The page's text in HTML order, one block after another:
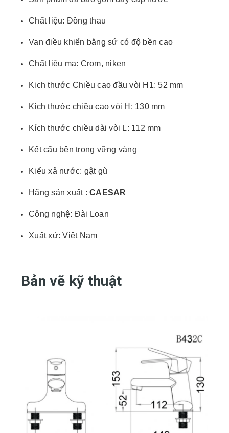
Chất liệu: Đồng thau
Van điều khiển bằng sứ có độ bền cao
Chất liệu mạ: Crom, niken
Kich thước Chiều cao đầu vòi H1: 52 mm
Kích thước chiều cao vòi H: 130 mm
Kích thước chiều dài vòi L: 112 mm
Kết cấu bên trong vững vàng
Kiểu xả nước: gật gù
Hãng sản xuất : CAESAR
Công nghệ: Đài Loan
Xuất xứ: Việt Nam
Bản vẽ kỹ thuật